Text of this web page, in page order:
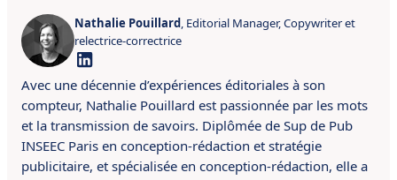
Nathalie Pouillard, Editorial Manager, Copywriter et
relectrice-correctrice
Avec une décennie d’expériences éditoriales à son
compteur, Nathalie Pouillard est passionnée par les mots
et la transmission de savoirs. Diplômée de Sup de Pub
INSEEC Paris en conception-rédaction et stratégie
publicitaire, et spécialisée en conception-rédaction, elle a